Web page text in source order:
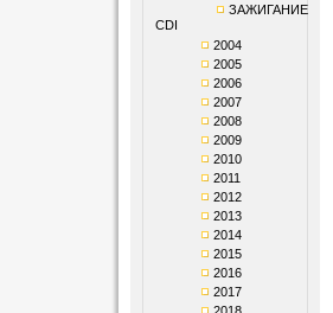
ЗАЖИГАНИЕ
CDI
2004
2005
2006
2007
2008
2009
2010
2011
2012
2013
2014
2015
2016
2017